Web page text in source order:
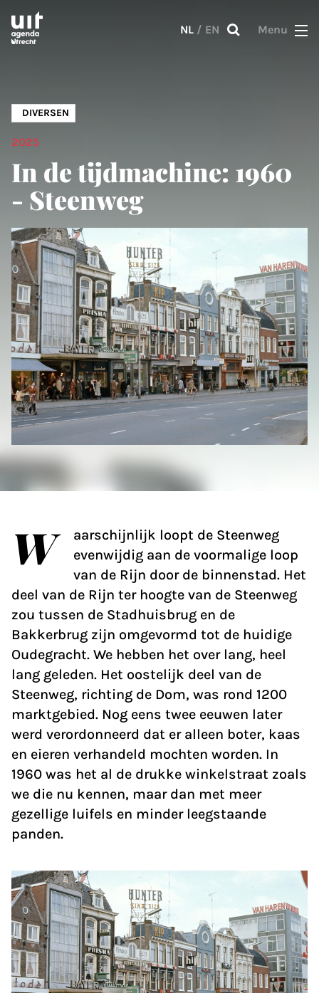
Skip to main content
NL / EN Menu
DIVERSEN
2025
In de tijdmachine: 1960
- Steenweg
W
aarschijnlijk loopt de Steenweg
evenwijdig aan de voormalige loop
van de Rijn door de binnenstad. Het
deel van de Rijn ter hoogte van de Steenweg
zou tussen de Stadhuisbrug en de
Bakkerbrug zijn omgevormd tot de huidige
Oudegracht. We hebben het over lang, heel
lang geleden. Het oostelijk deel van de
Steenweg, richting de Dom, was rond 1200
marktgebied. Nog eens twee eeuwen later
werd verordonneerd dat er alleen boter, kaas
en eieren verhandeld mochten worden. In
1960 was het al de drukke winkelstraat zoals
we die nu kennen, maar dan met meer
gezellige luifels en minder leegstaande
panden.